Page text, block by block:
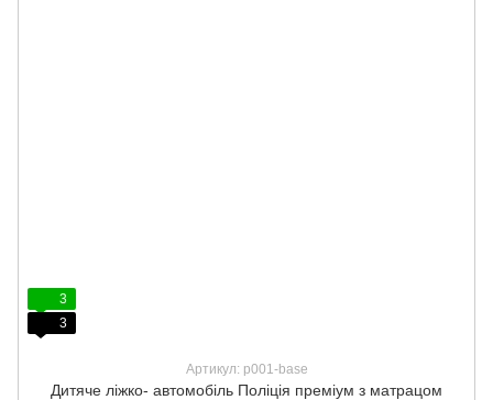
3
3
Артикул: p001-base
Дитяче ліжко- автомобіль Поліція преміум з матрацом